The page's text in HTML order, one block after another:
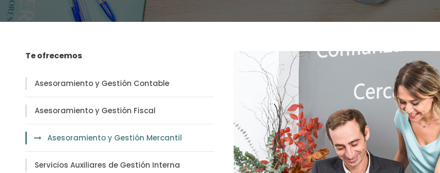
Te ofrecemos
Asesoramiento y Gestión Contable
Asesoramiento y Gestión Fiscal
Asesoramiento y Gestión Mercantil
Servicios Auxiliares de Gestión Interna